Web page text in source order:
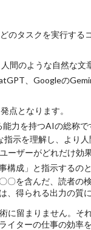
のタスクを実行する
間のような自然な文
、Googleの
点となります。
力を持つAIの総称で
示を理解し、より
ユーザーがどれだけ効
構成」と指示するの
〇を含んだ、読者の
得られる出力の質
に留まりません。そ
イターの仕事の効率